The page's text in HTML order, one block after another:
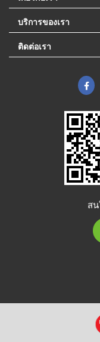
บริการของเรา
ติดต่อเรา
ส